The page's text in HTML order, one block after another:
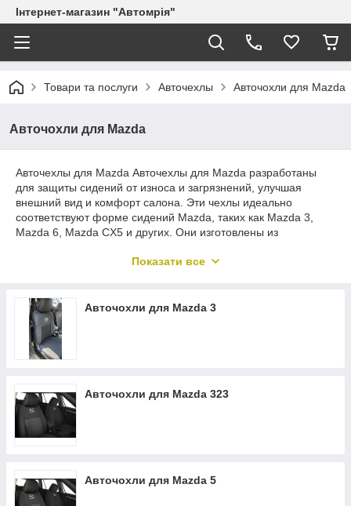
Інтернет-магазин "Автомрія"
Товари та послуги Авточехлы Авточохли для Mazda
Авточохли для Mazda
Авточехлы для Mazda Авточехлы для Mazda разработаны
для защиты сидений от износа и загрязнений, улучшая
внешний вид и комфорт салона. Эти чехлы идеально
соответствуют форме сидений Mazda, таких как Mazda 3,
Mazda 6, Mazda CX5 и других. Они изготовлены из
воздействию внешних факторов и легко чистятся. Авточехлы
его стоимость.
Показати все
Авточохли для Mazda 3
Авточохли для Mazda 323
Авточохли для Mazda 5